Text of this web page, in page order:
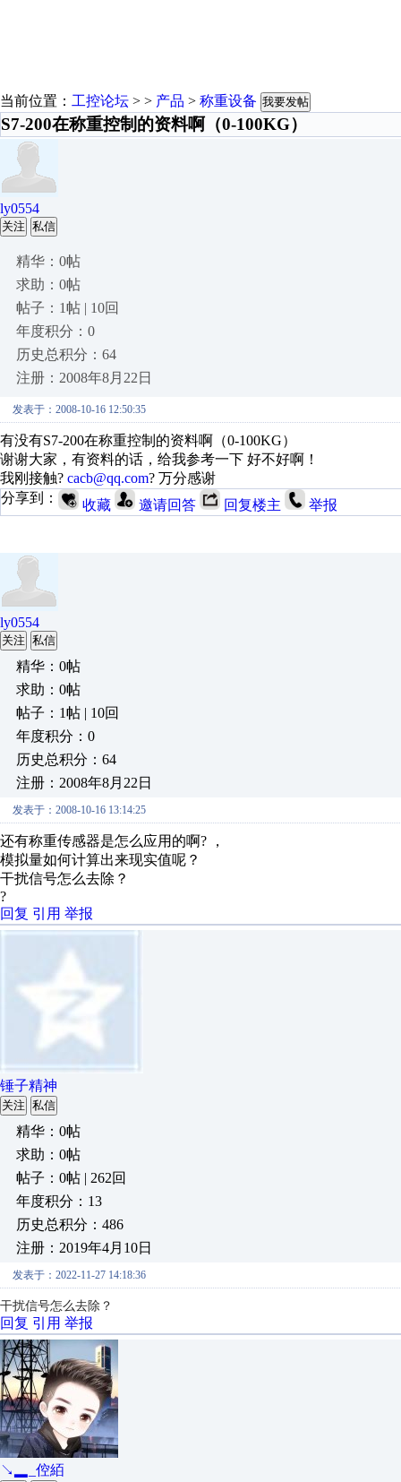
当前位置： 工控论坛 > > 产品 > 称重设备 我要发帖
S7-200在称重控制的资料啊（0-100KG）
ly0554
关注 私信
精华：0帖
求助：0帖
帖子：1帖 | 10回
年度积分：0
历史总积分：64
注册：2008年8月22日
发表于：2008-10-16 12:50:35
有没有S7-200在称重控制的资料啊（0-100KG）
谢谢大家，有资料的话，给我参考一下 好不好啊！
我刚接触? cacb@qq.com? 万分感谢
分享到：
收藏 邀请回答 回复楼主 举报
ly0554
关注 私信
精华：0帖
求助：0帖
帖子：1帖 | 10回
年度积分：0
历史总积分：64
注册：2008年8月22日
发表于：2008-10-16 13:14:25
还有称重传感器是怎么应用的啊? ，
模拟量如何计算出来现实值呢？
干扰信号怎么去除？
?
回复 引用 举报
锤子精神
关注 私信
精华：0帖
求助：0帖
帖子：0帖 | 262回
年度积分：13
历史总积分：486
注册：2019年4月10日
发表于：2022-11-27 14:18:36
干扰信号怎么去除？
回复 引用 举报
↘▂_倥絔